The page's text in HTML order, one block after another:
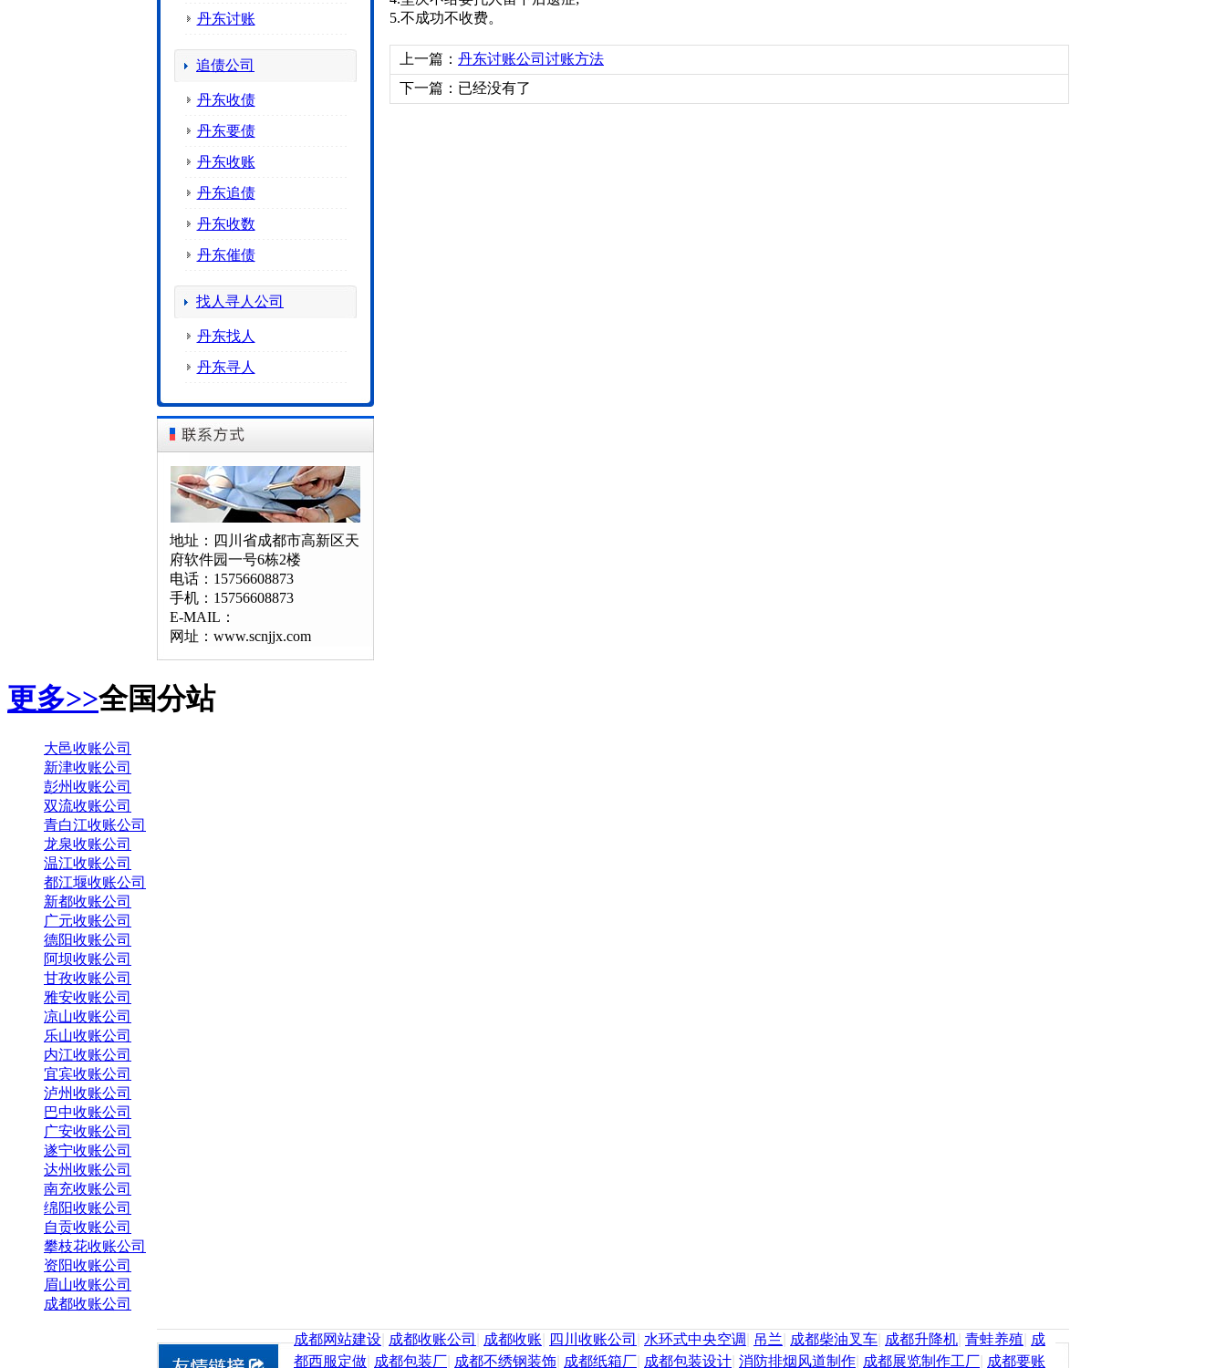
丹东讨账
追债公司
丹东收债
丹东要债
丹东收账
丹东追债
丹东收数
丹东催债
找人寻人公司
丹东找人
丹东寻人
地址：四川省成都市高新区天
府软件园一号6栋2楼
电话：15756608873
手机：15756608873
E-MAIL：
网址：www.scnjjx.com
5.不成功不收费。
上一篇： 丹东讨账公司讨账方法
下一篇：已经没有了
更多>>全国分站
大邑收账公司
新津收账公司
彭州收账公司
双流收账公司
青白江收账公司
龙泉收账公司
温江收账公司
都江堰收账公司
新都收账公司
广元收账公司
德阳收账公司
阿坝收账公司
甘孜收账公司
雅安收账公司
凉山收账公司
乐山收账公司
内江收账公司
宜宾收账公司
泸州收账公司
巴中收账公司
广安收账公司
遂宁收账公司
达州收账公司
南充收账公司
绵阳收账公司
自贡收账公司
攀枝花收账公司
资阳收账公司
眉山收账公司
成都收账公司
成都网站建设 成都收账公司 成都收账 四川收账公司 水环式中央空调 吊兰 成都柴油叉车 成都升降机 青蛙养殖
成
都西服定做 成都包装厂 成都不绣钢装饰 成都纸箱厂 成都包装设计 消防排烟风道制作 成都展览制作工厂 成都要账